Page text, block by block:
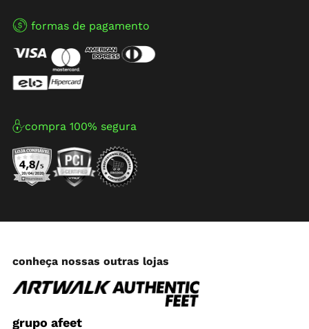
formas de pagamento
compra 100% segura
conheça nossas outras lojas
grupo afeet